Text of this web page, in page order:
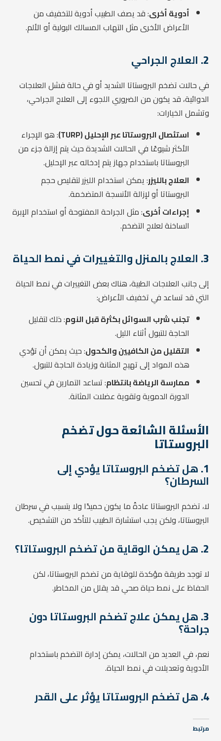
أدوية أخرى: قد يصف الطبيب أدوية للتخفيف من
الأعراض الأخرى مثل التهاب المسالك البولية أو الألم.
2. العلاج الجراحي
في حالات تضخم البروستاتا الشديد أو في حالة فشل العلاجات
الدوائية، قد يكون من الضروري اللجوء إلى العلاج الجراحي،
وتشمل الخيارات:
استئصال البروستاتا عبر الإحليل (TURP)
: هو الإجراء
الأكثر شيوعًا في الحالات الشديدة حيث يتم إزالة جزء من
البروستاتا باستخدام جهاز يتم إدخاله عبر الإحليل.
العلاج بالليزر: يمكن استخدام الليزر لتقليص حجم
البروستاتا أو لإزالة الأنسجة المتضخمة.
إجراءات أخرى: مثل الجراحة المفتوحة أو استخدام الإبرة
الساخنة لعلاج التضخم.
3. العلاج بالمنزل والتغييرات في نمط الحياة
إلى جانب العلاجات الطبية، هناك بعض التغييرات في نمط الحياة
التي قد تساعد في تخفيف الأعراض:
تجنب شرب السوائل بكثرة قبل النوم: ذلك لتقليل
الحاجة للتبول أثناء الليل.
التقليل من الكافيين والكحول: حيث يمكن أن تؤدي
هذه المواد إلى تهيج المثانة وزيادة الحاجة للتبول.
ممارسة الرياضة بانتظام: تساعد التمارين في تحسين
الدورة الدموية وتقوية عضلات المثانة.
الأسئلة الشائعة حول تضخم
البروستاتا
1. هل تضخم البروستاتا يؤدي إلى
السرطان؟
لا، تضخم البروستاتا عادةً ما يكون حميدًا ولا يتسبب في سرطان
البروستاتا، ولكن يجب استشارة الطبيب للتأكد من التشخيص.
2. هل يمكن الوقاية من تضخم البروستاتا؟
لا توجد طريقة مؤكدة للوقاية من تضخم البروستاتا، لكن
الحفاظ على نمط حياة صحي قد يقلل من المخاطر.
3. هل يمكن علاج تضخم البروستاتا دون
جراحة؟
نعم، في العديد من الحالات، يمكن إدارة التضخم باستخدام
الأدوية وتعديلات في نمط الحياة.
4. هل تضخم البروستاتا يؤثر على القدر
مرتبط